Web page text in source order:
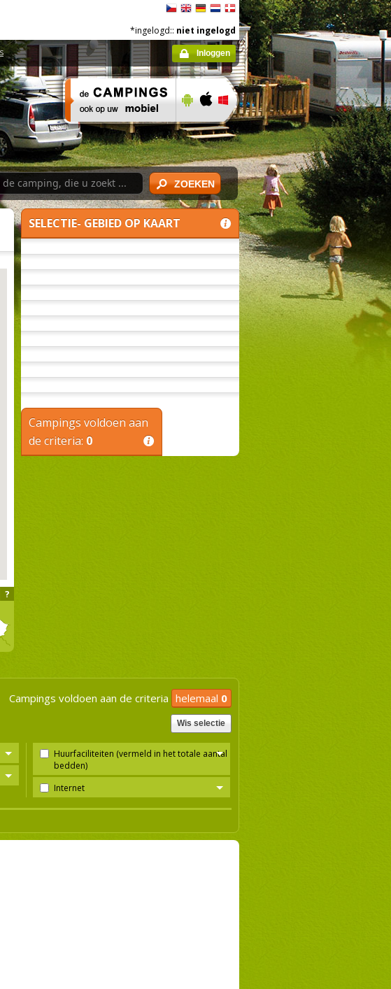
*ingelogd:: niet ingelogd
Inloggen
?
ZOEKEN
SELECTIE- GEBIED OP KAART
Campings voldoen aan
de criteria: 0
Campings voldoen aan de criteria helemaal 0
Wis selectie
Huurfaciliteiten (vermeld in het totale aantal
bedden)
Internet